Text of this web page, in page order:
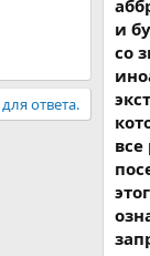
ответа.
и
со
все